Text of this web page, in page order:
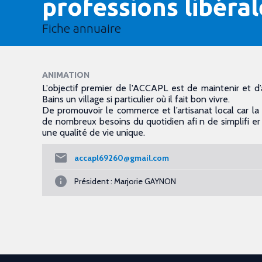
professions
Fiche annuaire
ANIMATION
L'objectif premier de l'ACCAPL est de maintenir et
Bains un village si particulier où il fait bon vivre.
De promouvoir le commerce et l’artisanat local car
de nombreux besoins du quotidien afi n de simplifi
une qualité de vie unique.
accapl69260@gmail.com
Président : Marjorie GAYNON